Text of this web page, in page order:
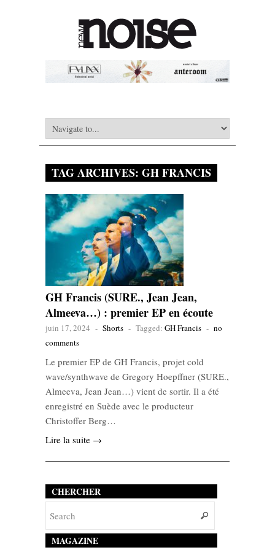
TAG ARCHIVES: GH FRANCIS
GH Francis (SURE., Jean Jean,
Almeeva…) : premier EP en écoute
juin 17, 2024 - Shorts - Tagged: GH Francis - no
comments
Le premier EP de GH Francis, projet cold
wave/synthwave de Gregory Hoepffner (SURE.,
Almeeva, Jean Jean…) vient de sortir. Il a été
enregistré en Suède avec le producteur
Christoffer Berg…
Lire la suite →
CHERCHER
MAGAZINE